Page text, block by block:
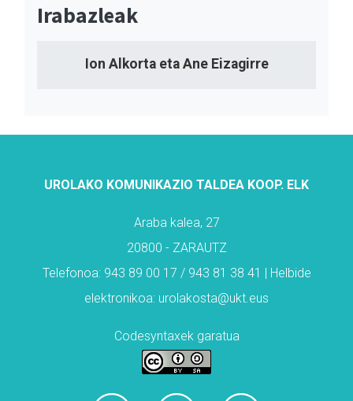
Irabazleak
Ion Alkorta eta Ane Eizagirre
UROLAKO KOMUNIKAZIO TALDEA KOOP. ELK
Araba kalea, 27
20800 - ZARAUTZ
Telefonoa: 943 89 00 17 / 943 81 38 41 | Helbide
elektronikoa: urolakosta@ukt.eus
Codesyntaxek garatua